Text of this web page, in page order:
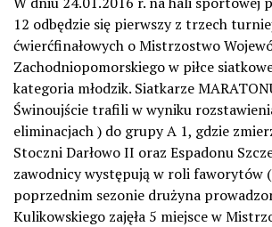
12 odbędzie się pierwszy z trzech
ćwierćfinałowych o Mistrzostwo
Zachodniopomorskiego w piłce
kategoria młodzik. Siatkarze
Świnoujście trafili w wyniku
eliminacjach ) do grupy A 1, gdzie
Stoczni Darłowo II oraz Espadonu
zawodnicy występują w roli faworytów
poprzednim sezonie drużyna
Kulikowskiego zajęła 5 miejsce w